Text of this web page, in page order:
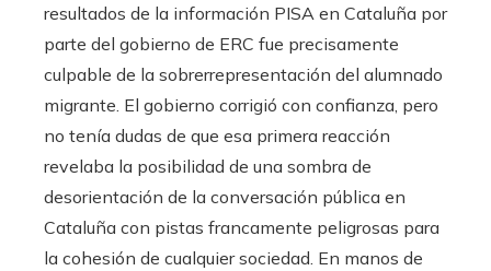
resultados de la información PISA en Cataluña por
parte del gobierno de ERC fue precisamente
culpable de la sobrerrepresentación del alumnado
migrante. El gobierno corrigió con confianza, pero
no tenía dudas de que esa primera reacción
revelaba la posibilidad de una sombra de
desorientación de la conversación pública en
Cataluña con pistas francamente peligrosas para
la cohesión de cualquier sociedad. En manos de